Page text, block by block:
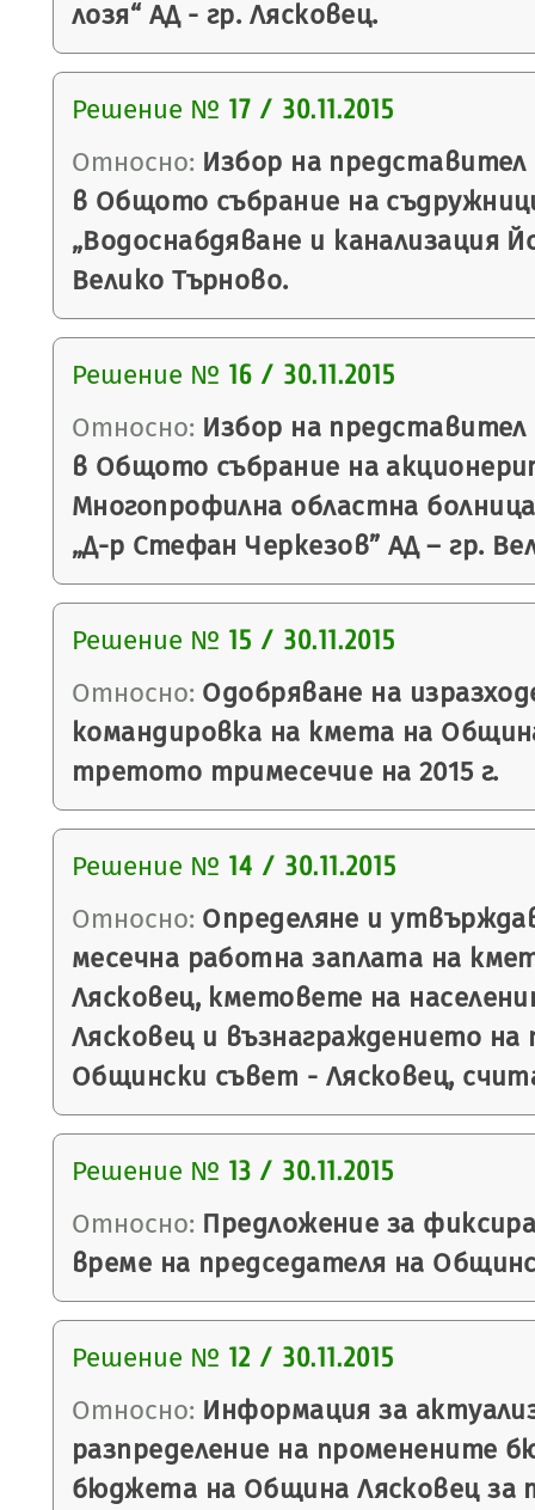
лозя“ АД - гр. Лясковец.
Решение № 17 / 30.11.2015
Относно: Избор на
в Общото събрание на
„Водоснабдяване и канализация
Велико Търново.
Решение № 16 / 30.11.2015
Относно: Избор на
в Общото събрание на
Многопрофилна областна
„Д-р Стефан Черкезов” АД – гр.
Решение № 15 / 30.11.2015
Относно: Одобряване на
командировка на кмета на
третото тримесечие на 2015 г.
Решение № 14 / 30.11.2015
Относно: Определяне и
месечна работна заплата на
Лясковец, кметовете на
Лясковец и възнаграждението на
Общински съвет - Лясковец,
Решение № 13 / 30.11.2015
Относно: Предложение за
време на председателя на
Решение № 12 / 30.11.2015
Относно: Информация за
разпределение на променените
бюджета на Община Лясковец